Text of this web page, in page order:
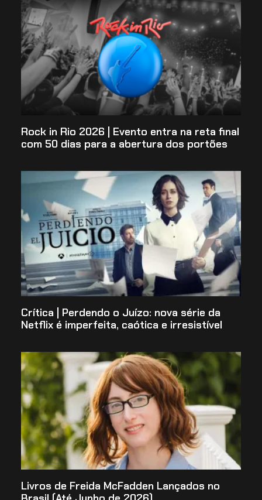
Rock in Rio 2026 | Evento entra na reta final
com 50 dias para a abertura dos portões
Crítica | Perdendo o Juízo: nova série da
Netflix é imperfeita, caótica e irresistível
Livros de Freida McFadden Lançados no